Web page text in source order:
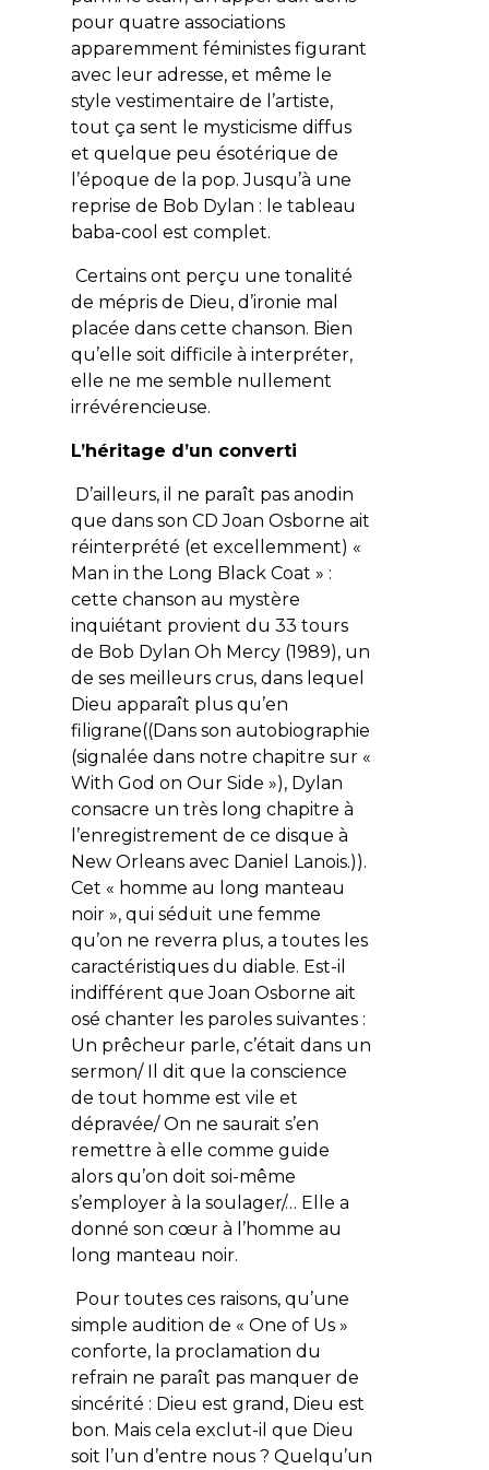
pour quatre associations
apparemment féministes figurant
avec leur adresse, et même le
style vestimentaire de l’artiste,
tout ça sent le mysticisme diffus
et quelque peu ésotérique de
l’époque de la pop. Jusqu’à une
reprise de Bob Dylan : le tableau
baba-cool est complet.
Certains ont perçu une tonalité
de mépris de Dieu, d’ironie mal
placée dans cette chanson. Bien
qu’elle soit difficile à interpréter,
elle ne me semble nullement
irrévérencieuse.
L’héritage d’un converti
D’ailleurs, il ne paraît pas anodin
que dans son CD Joan Osborne ait
réinterprété (et excellemment) «
Man in the Long Black Coat » :
cette chanson au mystère
inquiétant provient du 33 tours
de Bob Dylan Oh Mercy(1989), un
de ses meilleurs crus, dans lequel
Dieu apparaît plus qu’en
filigrane((Dans son autobiographie
(signalée dans notre chapitre sur «
With God on Our Side »), Dylan
consacre un très long chapitre à
l’enregistrement de ce disque à
New Orleans avec Daniel Lanois.)).
Cet « homme au long manteau
noir », qui séduit une femme
qu’on ne reverra plus, a toutes les
caractéristiques du diable. Est-il
indifférent que Joan Osborne ait
osé chanter les paroles suivantes :
Un prêcheur parle, c’était dans un
sermon/ Il dit que la conscience
de tout homme est vile et
dépravée/ On ne saurait s’en
remettre à elle comme guide
alors qu’on doit soi-même
s’employer à la soulager/… Elle a
donné son cœur à l’homme au
long manteau noir.
Pour toutes ces raisons, qu’une
simple audition de « One of Us »
conforte, la proclamation du
refrain ne paraît pas manquer de
sincérité : Dieu est grand, Dieu est
bon. Mais cela exclut-il que Dieu
soit l’un d’entre nous? Quelqu’un